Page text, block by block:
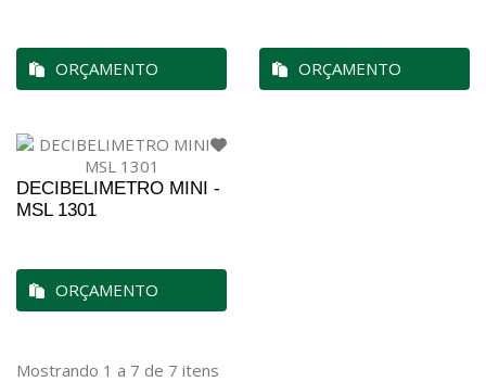
ORÇAMENTO ORÇAMENTO
DECIBELIMETRO MINI -
MSL 1301
ORÇAMENTO
Mostrando 1 a 7 de 7 itens